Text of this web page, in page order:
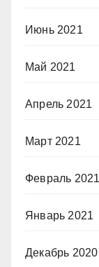
Июнь 2021
Май 2021
Апрель 2021
Март 2021
Февраль 2021
Январь 2021
Декабрь 2020